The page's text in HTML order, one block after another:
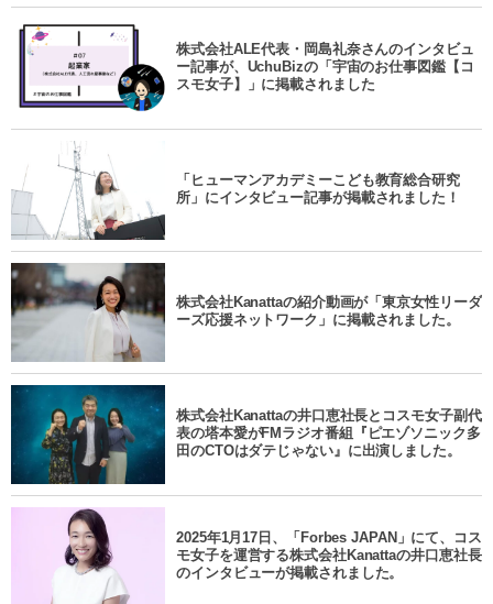
株式会社ALE代表・岡島礼奈さんのインタビュ
ー記事が、UchuBizの「宇宙のお仕事図鑑【コ
スモ女子】」に掲載されました
「ヒューマンアカデミーこども教育総合研究
所」にインタビュー記事が掲載されました！
株式会社Kanattaの紹介動画が「東京女性リーダ
ーズ応援ネットワーク」に掲載されました。
株式会社Kanattaの井口恵社長とコスモ女子副代
表の塔本愛がFMラジオ番組『ピエゾソニック多
田のCTOはダテじゃない』に出演しました。
2025年1月17日、「Forbes JAPAN」にて、コス
モ女子を運営する株式会社Kanattaの井口恵社長
のインタビューが掲載されました。